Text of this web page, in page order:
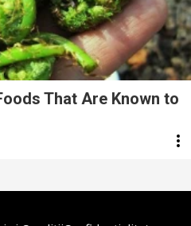
That Are Known to